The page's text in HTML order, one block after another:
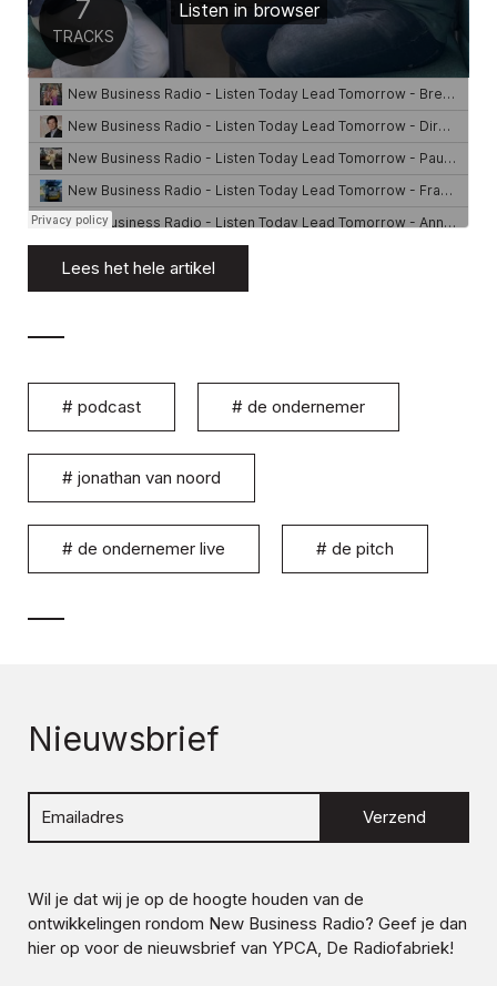
Lees het hele artikel
# podcast # de ondernemer
# jonathan van noord
# de ondernemer live # de pitch
Nieuwsbrief
Verzend
Wil je dat wij je op de hoogte houden van de
ontwikkelingen rondom New Business Radio? Geef je dan
hier op voor de nieuwsbrief van YPCA, De Radiofabriek!